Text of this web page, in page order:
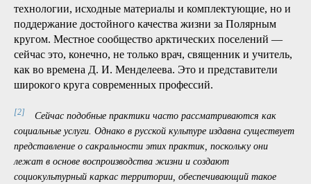
Арктики: Мурманск стал не только стратегически
значимым портом, но и крупнейшим в мире заполярным
городом именно благодаря железной дороге.
Сейчас эта история повторяется с портами Сабетта и
Индига. При этом мы можем опираться на современные
уровней, госпрограммы, институты развития и механизмы
ГЧП. Повышение транспортной доступности и связности
территории увеличивает эффективность применения всех
перечисленных выше инструментов, а также расширяет
возможности оказания поддержки развитию собственных